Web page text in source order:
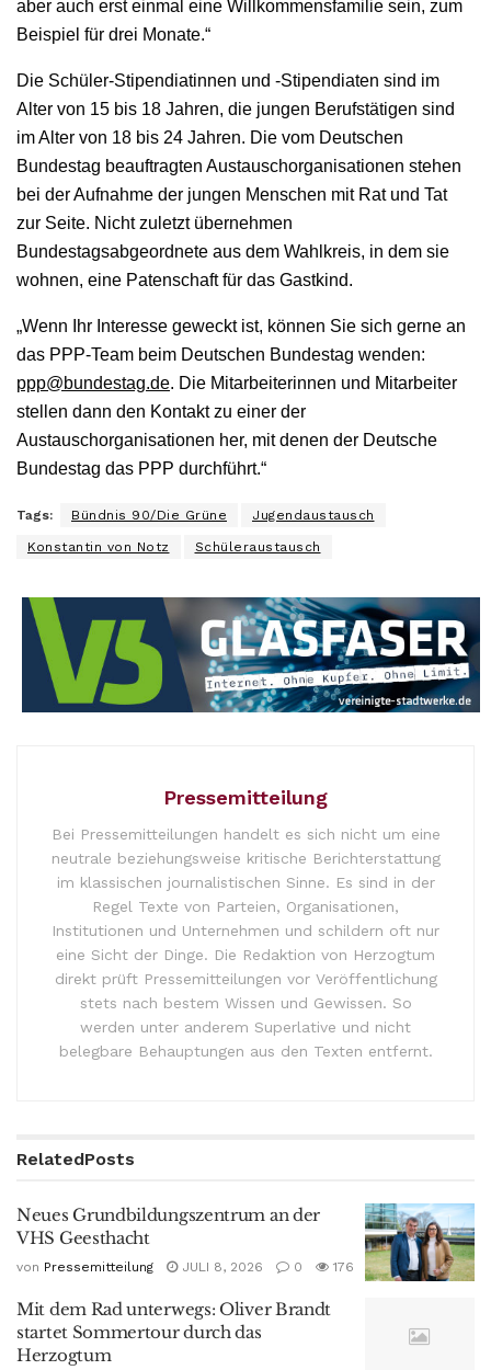
aber auch erst einmal eine Willkommensfamilie sein, zum
Beispiel für drei Monate.“
Die Schüler-Stipendiatinnen und -Stipendiaten sind im
Alter von 15 bis 18 Jahren, die jungen Berufstätigen sind
im Alter von 18 bis 24 Jahren. Die vom Deutschen
Bundestag beauftragten Austauschorganisationen stehen
bei der Aufnahme der jungen Menschen mit Rat und Tat
zur Seite. Nicht zuletzt übernehmen
Bundestagsabgeordnete aus dem Wahlkreis, in dem sie
wohnen, eine Patenschaft für das Gastkind.
„Wenn Ihr Interesse geweckt ist, können Sie sich gerne an
das PPP-Team beim Deutschen Bundestag wenden:
ppp@bundestag.de. Die Mitarbeiterinnen und Mitarbeiter
stellen dann den Kontakt zu einer der
Austauschorganisationen her, mit denen der Deutsche
Bundestag das PPP durchführt.“
Tags: Bündnis 90/Die Grüne Jugendaustausch
Konstantin von Notz Schüleraustausch
Pressemitteilung
Bei Pressemitteilungen handelt es sich nicht um eine
neutrale beziehungsweise kritische Berichterstattung
im klassischen journalistischen Sinne. Es sind in der
Regel Texte von Parteien, Organisationen,
Institutionen und Unternehmen und schildern oft nur
eine Sicht der Dinge. Die Redaktion von Herzogtum
direkt prüft Pressemitteilungen vor Veröffentlichung
stets nach bestem Wissen und Gewissen. So
werden unter anderem Superlative und nicht
belegbare Behauptungen aus den Texten entfernt.
RelatedPosts
Neues Grundbildungszentrum an der
VHS Geesthacht
von Pressemitteilung JULI 8, 2026 0 176
Mit dem Rad unterwegs: Oliver Brandt
startet Sommertour durch das
Herzogtum